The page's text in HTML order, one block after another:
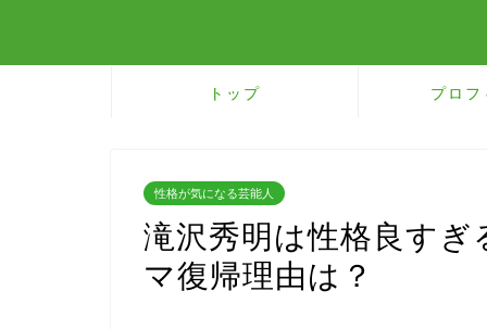
トップ プロ
性格が気になる芸能人
滝沢秀明は性格良す
マ復帰理由は？